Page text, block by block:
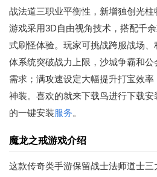
战法道三职业平衡性，新增独创光柱
游戏采用3D自由视角技术，搭配千
式刷怪体验。玩家可挑战跨服战场
体系统突破战力上限，沙城争霸和公
需求；满攻速设定大幅提升打宝效
神装。喜欢的就来下载鸟进行下载
的一键安装服务。
魔龙之戒游戏介绍
这款传奇类手游保留战士法师道士